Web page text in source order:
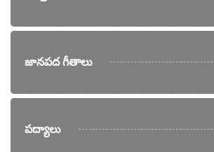
జానపద గీతాలు
పద్యాలు